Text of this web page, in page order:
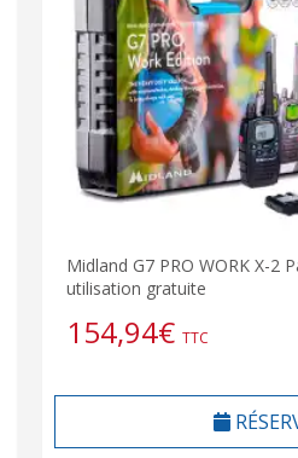
Midland G7 PRO WORK X-2
utilisation gratuite
154,94€ TTC